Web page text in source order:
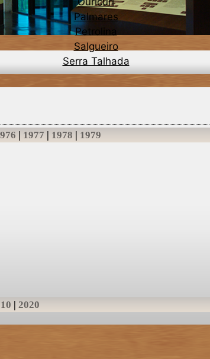
Palmares
Petrolina
Salgueiro
Serra Talhada
| 1977 | 1978 | 1979
| 2020